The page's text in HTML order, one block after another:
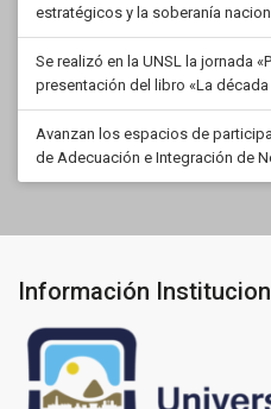
estratégicos y la soberanía
Se realizó en la UNSL la jornada
presentación del libro «La
Avanzan los espacios de
de Adecuación e Integración de
Información